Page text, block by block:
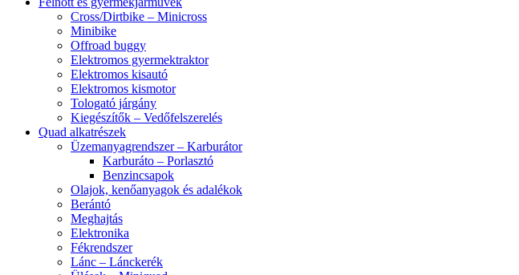
Cross/Dirtbike – Minicross
Minibike
Offroad buggy
Elektromos gyermektraktor
Elektromos kisautó
Elektromos kismotor
Tologató járgány
Kiegészítők – Vedőfelszerelés
Quad alkatrészek
Üzemanyagrendszer – Karburátor
Karburáto – Porlasztó
Benzincsapok
Olajok, kenőanyagok és adalékok
Berántó
Meghajtás
Elektronika
Fékrendszer
Lánc – Lánckerék